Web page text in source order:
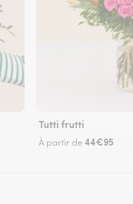
Tutti frutti
À partir de44€95